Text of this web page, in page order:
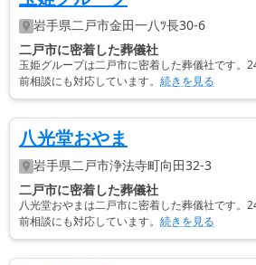
岩手県二戸市金田一八ﾂ長30-6
二戸市に密着した葬儀社
玉姫グループは二戸市に密着した葬儀社です。
前相談にも対応しています。 続きを見る
八光堂おやま
岩手県二戸市浄法寺町向田32-3
二戸市に密着した葬儀社
八光堂おやまは二戸市に密着した葬儀社です。
前相談にも対応しています。 続きを見る